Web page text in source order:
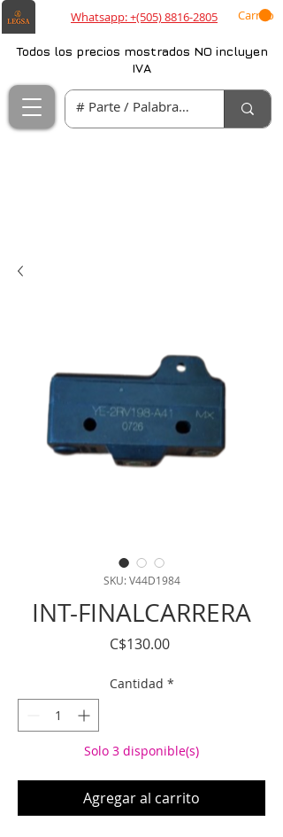
Whatsapp: +(505) 8816-2805 Carrito
Todos los precios mostrados NO incluyen
IVA
SKU: V44D1984
INT-FINALCARRERA
C$130.00Precio
Cantidad *
Solo 3 disponible(s)
Agregar al carrito